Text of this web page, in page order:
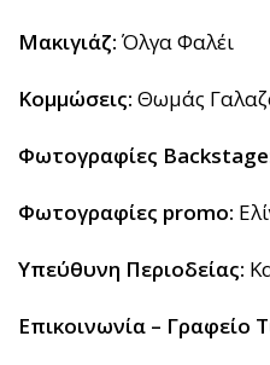
Μακιγιάζ: Όλγα Φαλέι
Κομμώσεις: Θωμάς
Φωτογραφίες Backstage
Φωτογραφίες promo:
Υπεύθυνη Περιοδείας:
Επικοινωνία – Γραφείο